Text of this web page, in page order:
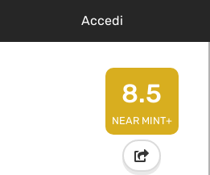
Accedi
8.5
NEAR MINT+